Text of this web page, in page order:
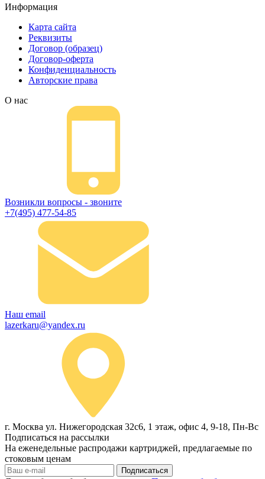
Информация
Карта сайта
Реквизиты
Договор (образец)
Договор-оферта
Конфиденциальность
Авторские права
О нас
Возникли вопросы - звоните
+7(495) 477-54-85
Наш email
lazerkaru@yandex.ru
г. Москва ул. Нижегородская 32с6, 1 этаж, офис 4, 9-18, Пн-Вс
Подписаться на рассылки
На еженедельные распродажи картриджей, предлагаемые по
стоковым ценам
Подписаться